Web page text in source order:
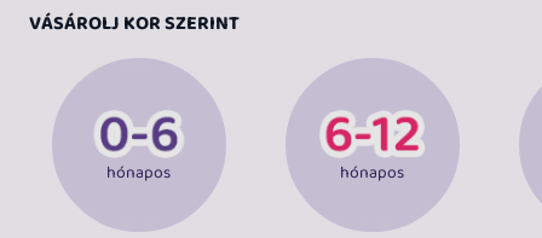
VÁSÁROLJ KOR SZERINT
hónapos hónapos